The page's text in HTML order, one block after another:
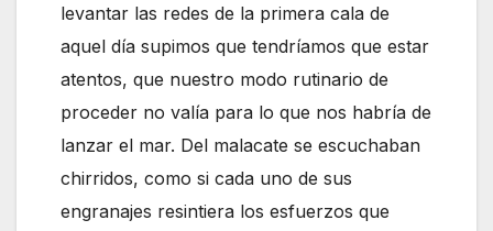
levantar las redes de la primera cala de
aquel día supimos que tendríamos que estar
atentos, que nuestro modo rutinario de
proceder no valía para lo que nos habría de
lanzar el mar. Del malacate se escuchaban
chirridos, como si cada uno de sus
engranajes resintiera los esfuerzos que